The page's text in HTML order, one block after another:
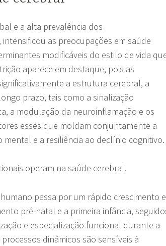
e a alta prevalência dos
as preocupações em saúde
modificáveis do estilo de vida
aparece em destaque, pois as
a estrutura cerebral, a
prazo, tais como a sinalização
a modulação da neuroinflamação e os
esses que moldam conjuntamente a
mental e a resiliência ao declínio cognitivo.
operam na saúde cerebral.
passa por um rápido crescimento e
pré-natal e a primeira infância,
e especialização funcional durante a
dinâmicos são sensíveis à